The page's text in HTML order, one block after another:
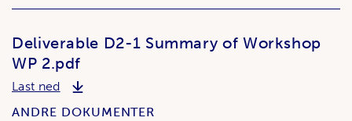
Deliverable D2-1 Summary of Workshop
WP 2.pdf
Last nedDeliverable D2-1 Summary of Workshop WP
ANDRE DOKUMENTER